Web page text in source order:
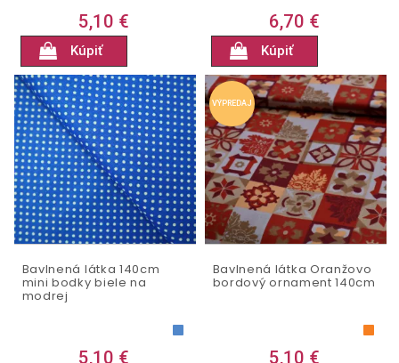
5,10 €
Kúpiť
6,70 €
Kúpiť
Bavlnená látka 140cm
mini bodky biele na
modrej
5,10 €
VÝPREDAJ
Bavlnená látka Oranžovo
bordový ornament 140cm
5,10 €